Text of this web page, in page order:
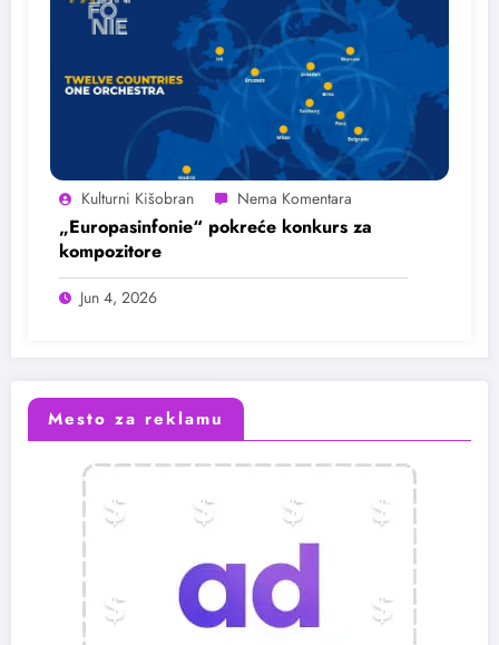
Kulturni Kišobran
„Europasinfonie“ pokreće konkurs za
kompozitore
Jun 4, 2026
Mesto za reklamu